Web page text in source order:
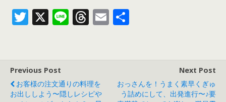
T
er
X Li T
d
s
E
Previous Post
お客様の注文通りの料理を
お出ししよう〜隠しレシピや
Next Post
おっさんを！うまく素早くぎゅ
う詰めにして、出発進行〜♪要